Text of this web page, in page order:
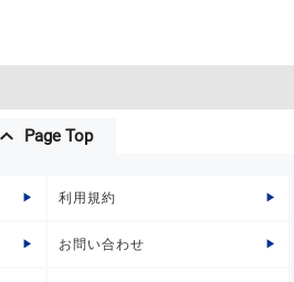
Page Top
利用規約
お問い合わせ